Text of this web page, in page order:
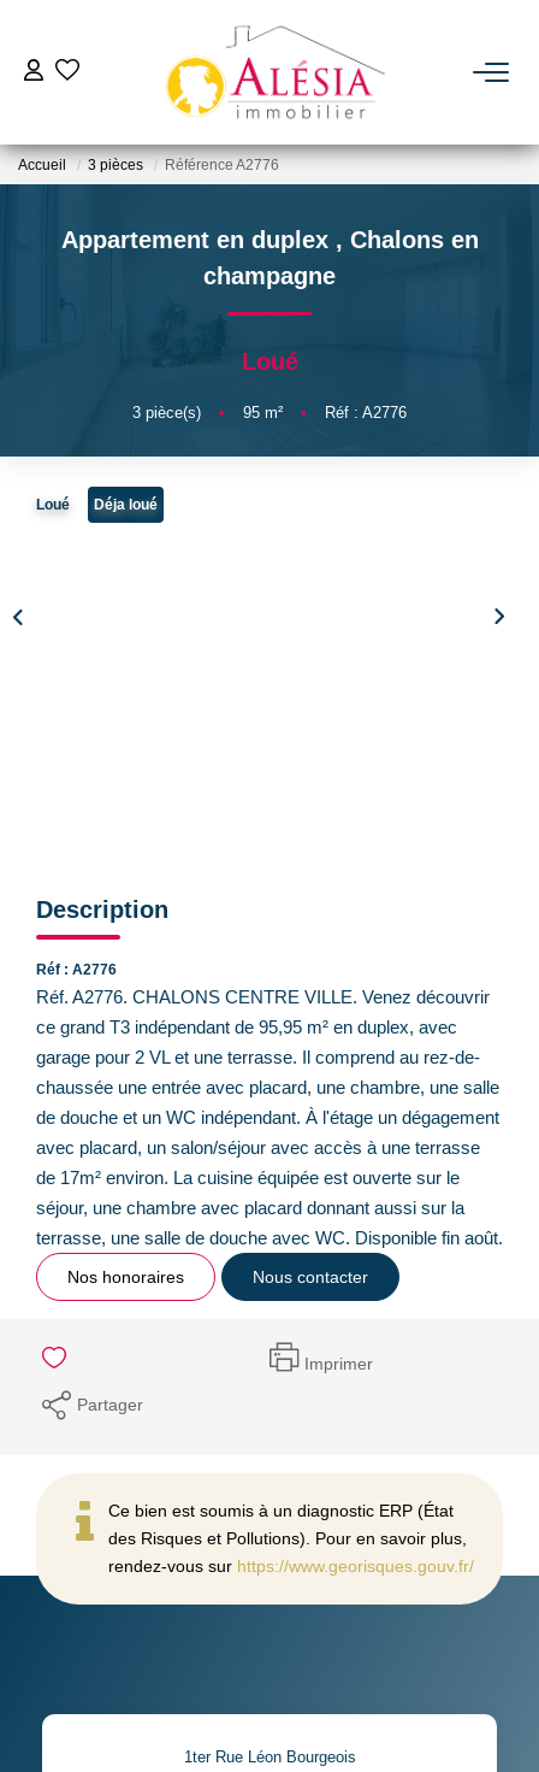
ACHETER
BIENS VENDUS / LOUÉS
NOTRE AGENCE
Accueil 3 pièces Référence A2776
Appartement en duplex , Chalons en
champagne
Loué
3 pièce(s) • 95 m² • Réf : A2776
Loué Déja loué
Description
Réf : A2776
Réf. A2776. CHALONS CENTRE VILLE. Venez découvrir
ce grand T3 indépendant de 95,95 m² en duplex, avec
garage pour 2 VL et une terrasse. Il comprend au rez-de-
chaussée une entrée avec placard, une chambre, une salle
de douche et un WC indépendant. À l'étage un dégagement
avec placard, un salon/séjour avec accès à une terrasse
de 17m² environ. La cuisine équipée est ouverte sur le
séjour, une chambre avec placard donnant aussi sur la
terrasse, une salle de douche avec WC. Disponible fin août.
Nos honoraires Nous contacter
Imprimer
Partager
Ce bien est soumis à un diagnostic ERP (État
des Risques et Pollutions). Pour en savoir plus,
rendez-vous sur https://www.georisques.gouv.fr/
1ter Rue Léon Bourgeois